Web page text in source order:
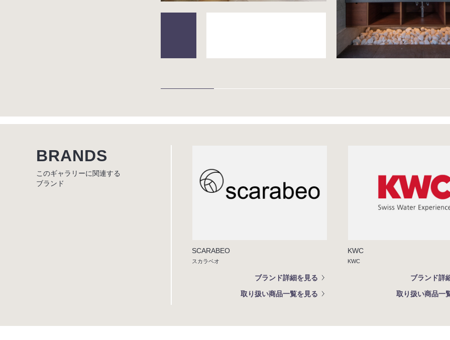
BRANDS
このギャラリーに関連する
ブランド
SCARABEO
スカラベオ
ブランド詳細を見る
取り扱い商品一覧を見る
KWC
KWC
ブランド詳
取り扱い商品一